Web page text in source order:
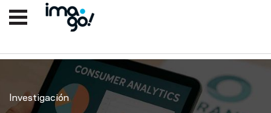
Investigación